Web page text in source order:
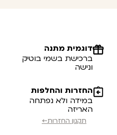
דוגמית מתנה
ברכישת בשמי בוטיק
ונישה
החזרות והחלפות
במידה ולא נפתחה
האריזה
תקנון החזרות←